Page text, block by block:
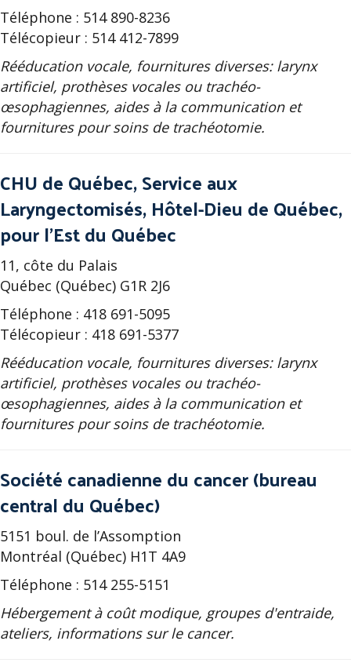
Téléphone : 514 890-8236
Télécopieur : 514 412-7899
Rééducation vocale, fournitures diverses: larynx
artificiel, prothèses vocales ou trachéo-
œsophagiennes, aides à la communication et
fournitures pour soins de trachéotomie.
CHU de Québec, Service aux
Laryngectomisés, Hôtel-Dieu de Québec,
pour l’Est du Québec
11, côte du Palais
Québec (Québec) G1R 2J6
Téléphone : 418 691-5095
Télécopieur : 418 691-5377
Rééducation vocale, fournitures diverses: larynx
artificiel, prothèses vocales ou trachéo-
œsophagiennes, aides à la communication et
fournitures pour soins de trachéotomie.
Société canadienne du cancer (bureau
central du Québec)
5151 boul. de l’Assomption
Montréal (Québec) H1T 4A9
Téléphone : 514 255-5151
Hébergement à coût modique, groupes d'entraide,
ateliers, informations sur le cancer.